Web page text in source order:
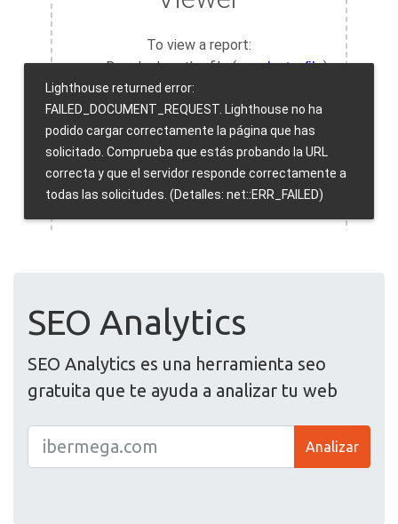
SEO Analytics
SEO Analytics es una herramienta seo
gratuita que te ayuda a analizar tu web
Analizar